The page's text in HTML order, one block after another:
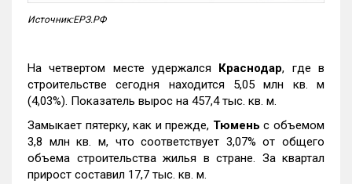
Источник:ЕРЗ.РФ
На четвертом месте удержался Краснодар, где в
строительстве сегодня находится 5,05 млн кв. м
(4,03%). Показатель вырос на 457,4 тыс. кв. м.
Замыкает пятерку, как и прежде, Тюмень с объемом
3,8 млн кв. м, что соответствует 3,07% от общего
объема строительства жилья в стране. За квартал
прирост составил 17,7 тыс. кв. м.